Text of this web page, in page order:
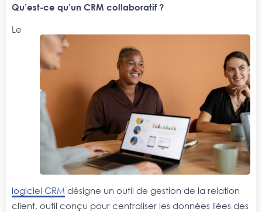
Qu’est-ce qu’un CRM collaboratif ?
Le
logiciel CRM désigne un outil de gestion de la relation
client, outil conçu pour centraliser les données liées des